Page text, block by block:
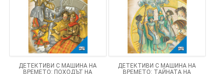
ДЕТЕКТИВИ С МАШИНА НА
ВРЕМЕТО: ПОХОДЪТ НА
ДЕТЕКТИВИ С МАШИНА НА
ВРЕМЕТО: ТАЙНАТА НА